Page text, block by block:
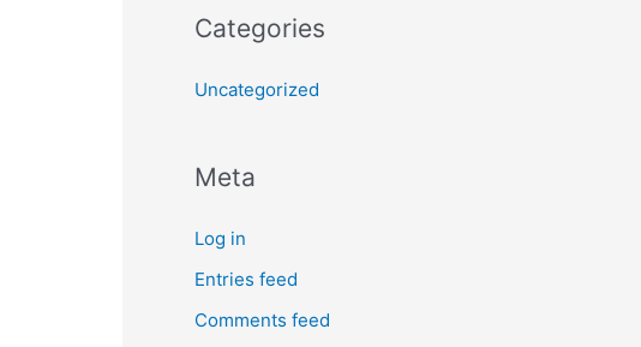
Categories
Uncategorized
Meta
Log in
Entries feed
Comments feed